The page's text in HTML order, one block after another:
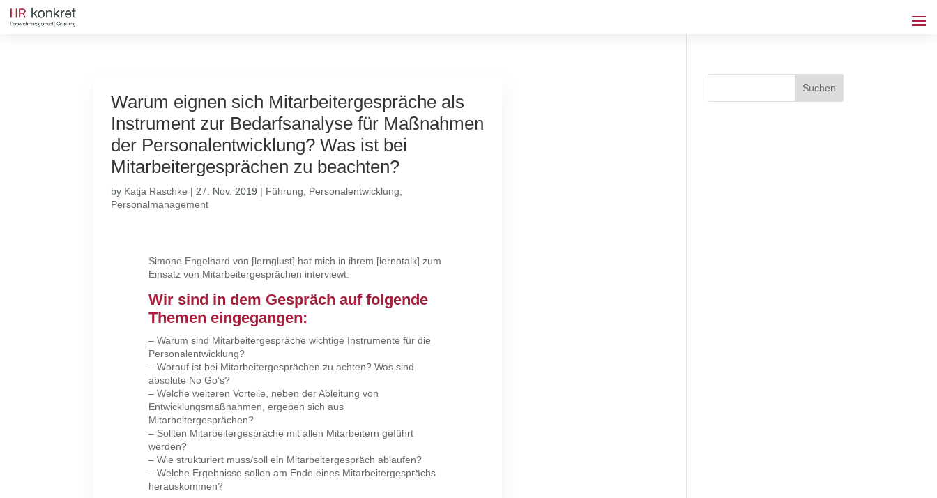
Warum eignen sich Mitarbeitergespräche als
Instrument zur Bedarfsanalyse für Maßnahmen
der Personalentwicklung? Was ist bei
Mitarbeitergesprächen zu beachten?
by Katja Raschke | 27. Nov. 2019 | Führung Personalentwicklung
Personalmanagement
Simone Engelhard von [lernglust] hat mich in ihrem [lernotalk] zum
Einsatz von Mitarbeitergesprächen interviewt.
Wir sind in dem Gespräch auf folgende
Themen eingegangen:
– Warum sind Mitarbeitergespräche wichtige Instrumente für die
Personalentwicklung?
– Worauf ist bei Mitarbeitergesprächen zu achten? Was sind
absolute No Go‘s?
– Welche weiteren Vorteile, neben der Ableitung von
Entwicklungsmaßnahmen, ergeben sich aus
Mitarbeitergesprächen?
– Sollten Mitarbeitergespräche mit allen Mitarbeitern geführt
werden?
– Wie strukturiert muss/soll ein Mitarbeitergespräch ablaufen?
– Welche Ergebnisse sollen am Ende eines Mitarbeitergesprächs
herauskommen?